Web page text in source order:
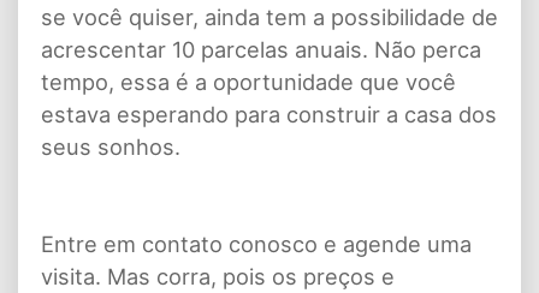
se você quiser, ainda tem a possibilidade de
acrescentar 10 parcelas anuais. Não perca
tempo, essa é a oportunidade que você
estava esperando para construir a casa dos
seus sonhos.
Entre em contato conosco e agende uma
visita. Mas corra, pois os preços e